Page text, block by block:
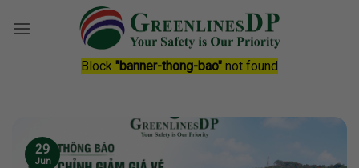
Block "banner-thong-bao" not found
29
Jun